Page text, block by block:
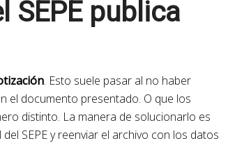
SEPE publica
. Esto suele pasar al no haber
el documento presentado. O que los
distinto. La manera de solucionarlo es
SEPE y reenviar el archivo con los datos